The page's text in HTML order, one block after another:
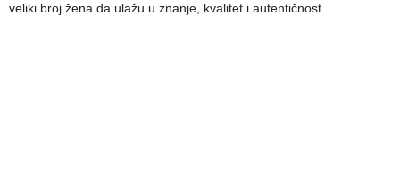
veliki broj žena da ulažu u znanje, kvalitet i autentičnost.